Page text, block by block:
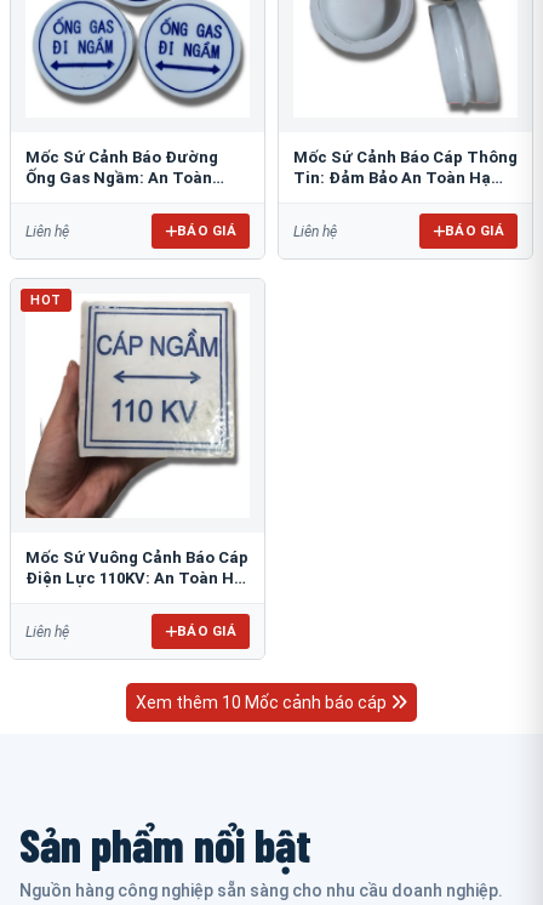
Mốc Sứ Cảnh Báo Đường
Ống Gas Ngầm: An Toàn
Liên hệ BÁO GIÁ
Mốc Sứ Cảnh Báo Cáp Thông
Tin: Đảm Bảo An Toàn Hạ
Liên hệ BÁO GIÁ
HOT
Mốc Sứ Vuông Cảnh Báo Cáp
Điện Lực 110KV: An Toàn Hệ
Liên hệ BÁO GIÁ
Xem thêm 10 Mốc cảnh báo cáp
Sản phẩm nổi bật
Nguồn hàng công nghiệp sẵn sàng cho nhu cầu doanh nghiệp.